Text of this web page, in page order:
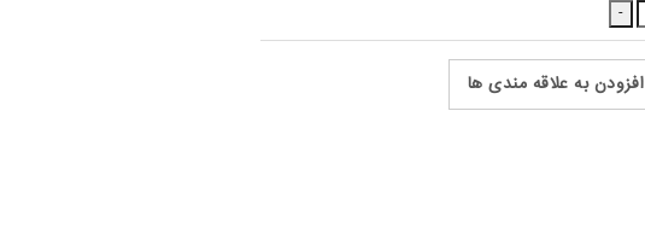
-
افزودن به علاقه مندی ها